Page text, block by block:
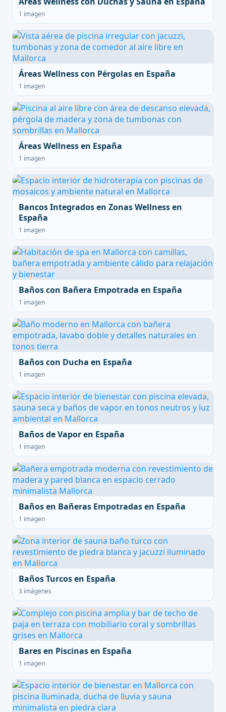
1 imagen
Áreas Wellness con Pérgolas en España
1 imagen
Áreas Wellness en España
1 imagen
Bancos Integrados en Zonas Wellness en
España
1 imagen
Baños con Bañera Empotrada en España
1 imagen
Baños con Ducha en España
1 imagen
Baños de Vapor en España
1 imagen
Baños en Bañeras Empotradas en España
1 imagen
Baños Turcos en España
3 imágenes
Bares en Piscinas en España
1 imagen